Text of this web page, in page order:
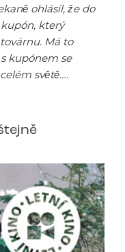
ohlásil, že do
který
Má to
kupónem se
světě….